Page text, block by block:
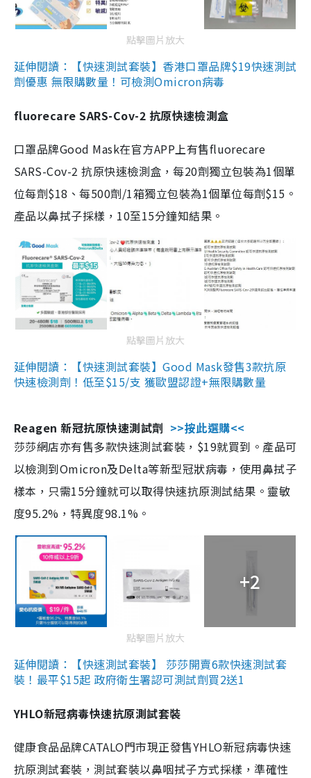
點擊圖片放大
延伸閱讀：【快速測試套裝】香港口罩品牌$19快速測試
劑優惠 無限購數量！可檢測Omicron病毒
fluorecare SARS-Cov-2 抗原快速檢測盒
口罩品牌Good Mask在官方APP上有售fluorecare
SARS-Cov-2 抗原快速檢測盒，每20劑獨立包裝為1個單
位每劑$18、每500劑/1箱獨立包裝為1個單位每劑$15。
產品以鼻拭子採樣，10至15分鐘知結果。
點擊圖片放大
延伸閱讀：【快速測試套裝】Good Mask發售3款抗原
快速檢測劑！低至$15/支 獲歐盟認證+無限購數量
Reagen 新冠抗原快速測試劑 >>按此選購<<
莎莎網店亦有售多款快速測試套裝，$19就買到。產品可
以檢測到Omicron及Delta等新型冠狀病毒，使用鼻拭子
樣本，只需15分鐘就可以取得快速抗原測試結果。靈敏
度95.2%，特異度98.1%。
+2
點擊圖片放大
延伸閱讀：【快速測試套裝】 莎莎開賣6款快速測試套
裝！最平$15起 政府衛生署認可測試劑買2送1
YHLO新冠病毒快速抗原測試套裝
健康食品品牌CATALO門市現正發售YHLO新冠病毒快速
抗原測試套裝，測試套裝以鼻咽拭子方式採樣，準確性